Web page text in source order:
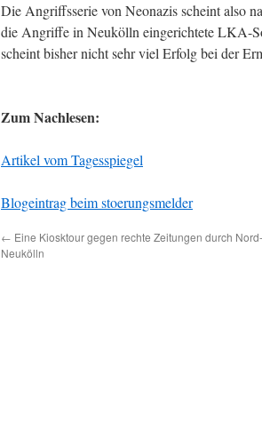
Die Angriffsserie von Neonazis scheint also
die Angriffe in Neukölln eingerichtete LKA-
scheint bisher nicht sehr viel Erfolg bei der
Zum Nachlesen:
Artikel vom Tagesspiegel
Blogeintrag beim stoerungsmelder
← Eine Kiosktour gegen rechte Zeitungen durch Nord-
Neukölln